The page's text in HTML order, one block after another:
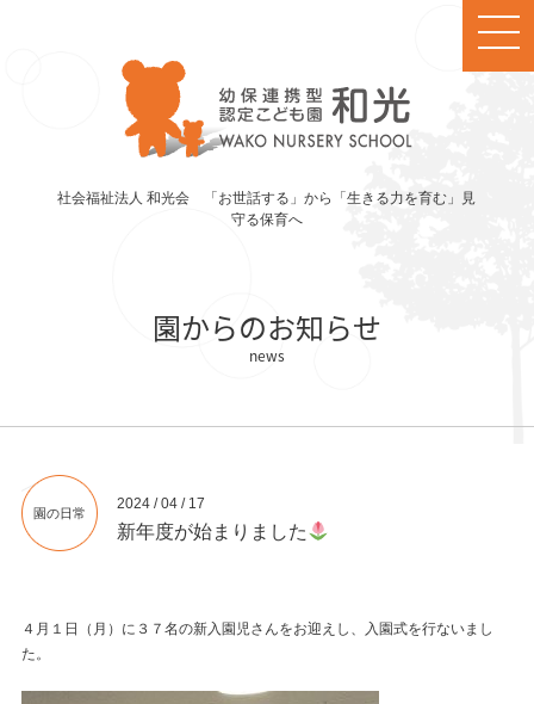
社会福祉法人 和光会 「お世話する」から「生きる力を育む」見
守る保育へ
園からのお知らせ
園の日常
2024 / 04 / 17
新年度が始まりました
４月１日（月）に３７名の新入園児さんをお迎えし、入園式を行ないまし
た。